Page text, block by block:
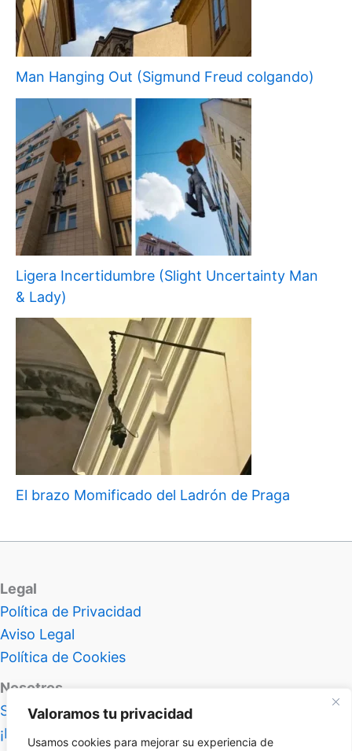
Valoramos tu privacidad
Usamos cookies para mejorar su experiencia de
Man Hanging Out (Sigmund Freud colgando)
Ligera Incertidumbre (Slight Uncertainty Man
& Lady)
El brazo Momificado del Ladrón de Praga
Legal
Política de Privacidad
Aviso Legal
Política de Cookies
Nosotros
Sobre Atlas Insolitus
¡Hablemos!